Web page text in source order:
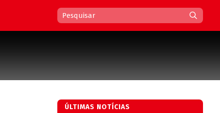
ÚLTIMAS NOTÍCIAS